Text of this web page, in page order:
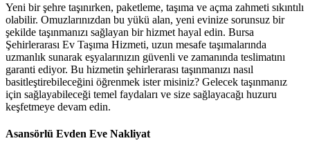
Yeni bir şehre taşınırken, paketleme, taşıma ve açma zahmeti sıkıntılı
olabilir. Omuzlarınızdan bu yükü alan, yeni evinize sorunsuz bir
şekilde taşınmanızı sağlayan bir hizmet hayal edin. Bursa
Şehirlerarası Ev Taşıma Hizmeti, uzun mesafe taşımalarında
uzmanlık sunarak eşyalarınızın güvenli ve zamanında teslimatını
garanti ediyor. Bu hizmetin şehirlerarası taşınmanızı nasıl
basitleştirebileceğini öğrenmek ister misiniz? Gelecek taşınmanız
için sağlayabileceği temel faydaları ve size sağlayacağı huzuru
keşfetmeye devam edin.
Asansörlü Evden Eve Nakliyat